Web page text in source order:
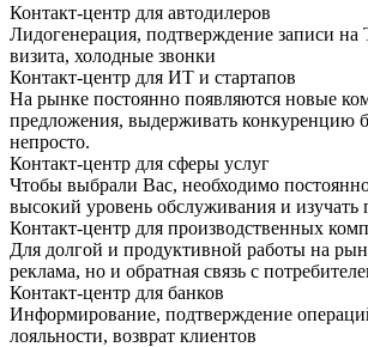
Контакт-центр для автодилеров
Лидогенерация, подтверждение записи
визита, холодные звонки
Контакт-центр для ИТ и стартапов
На рынке постоянно появляются новые
предложения, выдерживать конкуренцию
непросто.
Контакт-центр для сферы услуг
Чтобы выбрали Вас, необходимо
высокий уровень обслуживания и изучать
Контакт-центр для производственных
Для долгой и продуктивной работы на
реклама, но и обратная связь с
Контакт-центр для банков
Информирование, подтверждение
лояльности, возврат клиентов